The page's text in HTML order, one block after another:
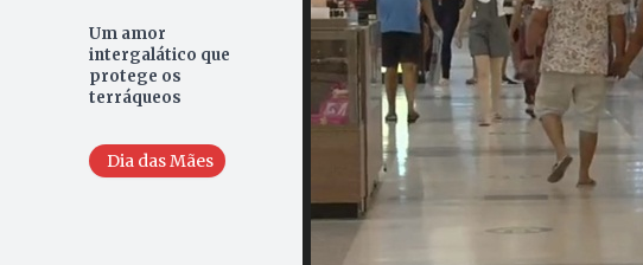
Um amor
intergalático que
protege os
terráqueos
Dia das Mães